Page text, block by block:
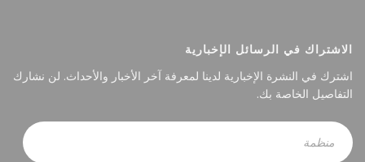
الاشتراك في الرسائل الإخبارية
اشترك في النشرة الإخبارية لدينا لمعرفة آخر الأخبار والأحداث. لن نشارك
التفاصيل الخاصة بك.